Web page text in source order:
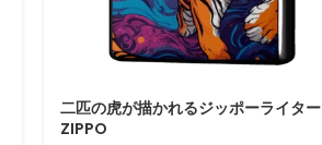
二匹の虎が描かれるジッポーライター
ZIPPO